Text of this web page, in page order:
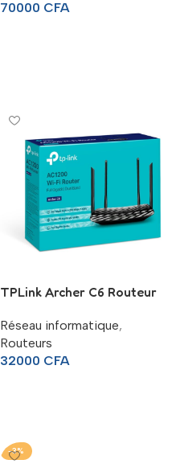
70000 CFA
TPLink Archer C6 Routeur
Réseau informatique,
Routeurs
32000 CFA
-3%